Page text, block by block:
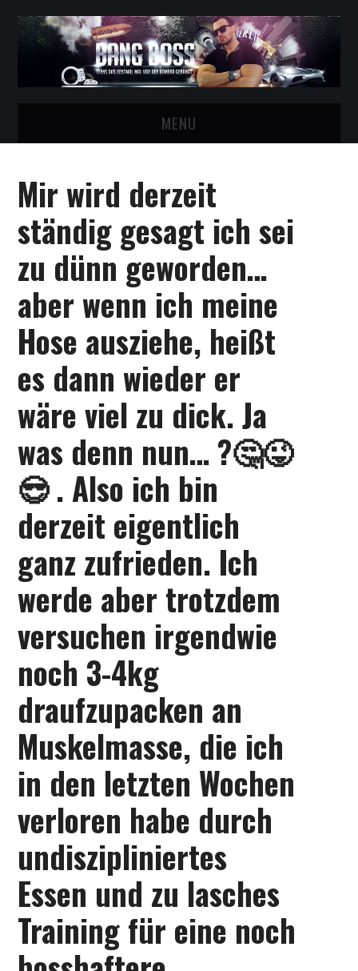
MENU
BESTFAN VOM BOSS WERDEN!
BANG BOSS VIDEOS
CASTING FÜR GIRLS
TELEGRAM GRUPPE!
KONTAKT
Mir wird derzeit
ständig gesagt ich sei
zu dünn geworden…
aber wenn ich meine
Hose ausziehe, heißt
es dann wieder er
wäre viel zu dick. Ja
was denn nun… ?🤔😜
😎 . Also ich bin
derzeit eigentlich
ganz zufrieden. Ich
werde aber trotzdem
versuchen irgendwie
noch 3-4kg
draufzupacken an
Muskelmasse, die ich
in den letzten Wochen
verloren habe durch
undiszipliniertes
Essen und zu lasches
Training für eine noch